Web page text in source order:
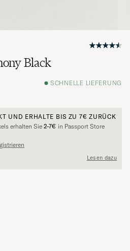
Black
SCHNELLE LIEFERUNG
UND ERHALTE BIS ZU 7€ ZURÜCK
erhalten Sie 2-7€ in Passport Store
Lesen dazu